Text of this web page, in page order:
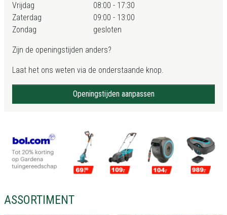
Vrijdag
08:00 - 17:30
Zaterdag
09:00 - 13:00
Zondag
gesloten
Zijn de openingstijden anders?
Laat het ons weten via de onderstaande knop.
Openingstijden aanpassen
ASSORTIMENT